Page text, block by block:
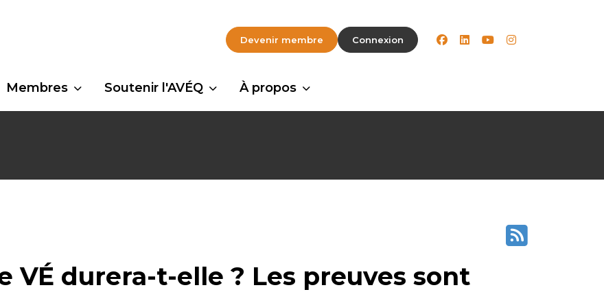
Devenir membre Connexion facebook
linkedinyoutubeinstagram
Membres Soutenir l'AVÉQ À propos
VÉ durera-t-elle ? Les preuves sont